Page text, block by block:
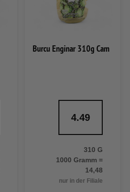
Burcu Enginar 310g Cam
4.49
310 G
1000 Gramm =
14,48
nur in der Filiale